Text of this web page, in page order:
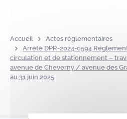
Accueil
Actes réglementaires
Arrêté DPR-2024-0594
circulation et de stationnement –
avenue de Cheverny / avenue des
au 31 juin 2025